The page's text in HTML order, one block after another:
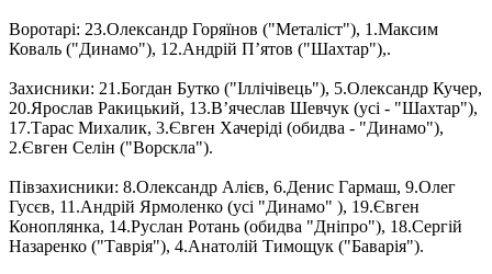
Воротарі: 23.Олександр Горяїнов ("Металіст"), 1.Максим
Коваль ("Динамо"), 12.Андрій П’ятов ("Шахтар"),.
Захисники: 21.Богдан Бутко ("Іллічівець"), 5.Олександр Кучер,
20.Ярослав Ракицький, 13.В’ячеслав Шевчук (усі - "Шахтар"),
17.Тарас Михалик, 3.Євген Хачеріді (обидва - "Динамо"),
2.Євген Селін ("Ворскла").
Півзахисники: 8.Олександр Алієв, 6.Денис Гармаш, 9.Олег
Гусєв, 11.Андрій Ярмоленко (усі "Динамо" ), 19.Євген
Коноплянка, 14.Руслан Ротань (обидва "Дніпро"), 18.Сергій
Назаренко ("Таврія"), 4.Анатолій Тимощук ("Баварія").